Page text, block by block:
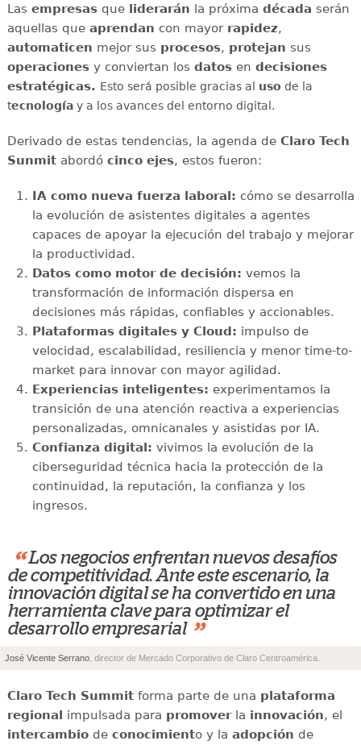
Las empresasqueliderarán la próxima década serán
aquellas queaprendan con mayor rapidez,
automaticen mejor sus procesos, protejan sus
operacionesy conviertan los datosen decisiones
estratégicas. Esto será posible gracias al uso de la
tecnologíay a los avances del entorno digital.
Derivado de estas tendencias, la agenda de Claro Tech
Sunmitabordó cinco ejes, estos fueron:
IA como nueva fuerza laboral: cómo se desarrolla
la evolución de asistentes digitales a agentes
capaces de apoyar la ejecución del trabajo y mejorar
la productividad.
Datos como motor de decisión: vemos la
transformación de información dispersa en
decisiones más rápidas, confiables y accionables.
Plataformas digitales y Cloud: impulso de
velocidad, escalabilidad, resiliencia y menor time-to-
market para innovar con mayor agilidad.
Experiencias inteligentes: experimentamos la
transición de una atención reactiva a experiencias
personalizadas, omnicanales y asistidas por IA.
Confianza digital: vivimos la evolución de la
ciberseguridad técnica hacia la protección de la
continuidad, la reputación, la confianza y los
ingresos.
“ Los negocios enfrentan nuevos desafíos
de competitividad. Ante este escenario, la
innovación digital se ha convertido en una
herramienta clave para optimizar el
desarrollo empresarial ”
José Vicente Serrano , director de Mercado Corporativo de Claro Centroamérica.
Claro Tech Summitforma parte de una plataforma
regional impulsada para promoverla innovación, el
intercambiode conocimiento y la adopción de